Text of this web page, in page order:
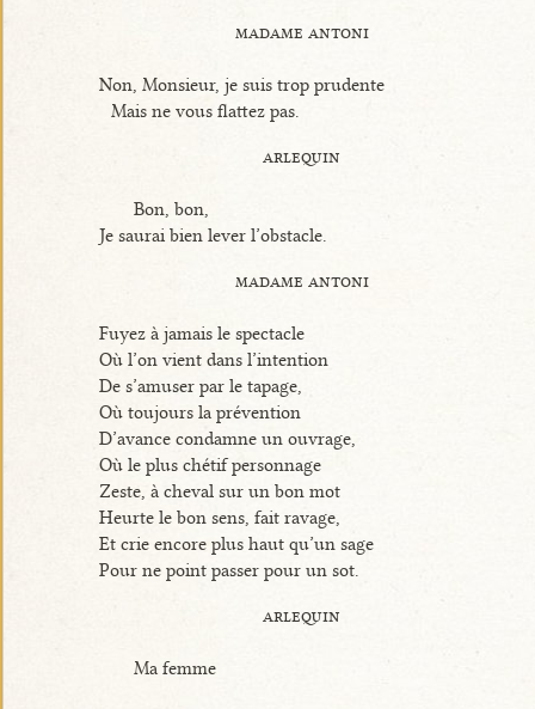
madame antoni
Non, Monsieur, je suis trop prudente
Mais ne vous flattez pas.
arlequin
Bon, bon,
Je saurai bien lever l’obstacle.
madame antoni
Fuyez à jamais le spectacle
Où l’on vient dans l’intention
De s’amuser par le tapage,
Où toujours la prévention
D’avance condamne un ouvrage,
Où le plus chétif personnage
Zeste, à cheval sur un bon mot
Heurte le bon sens, fait ravage,
Et crie encore plus haut qu’un sage
Pour ne point passer pour un sot.
arlequin
Ma femme